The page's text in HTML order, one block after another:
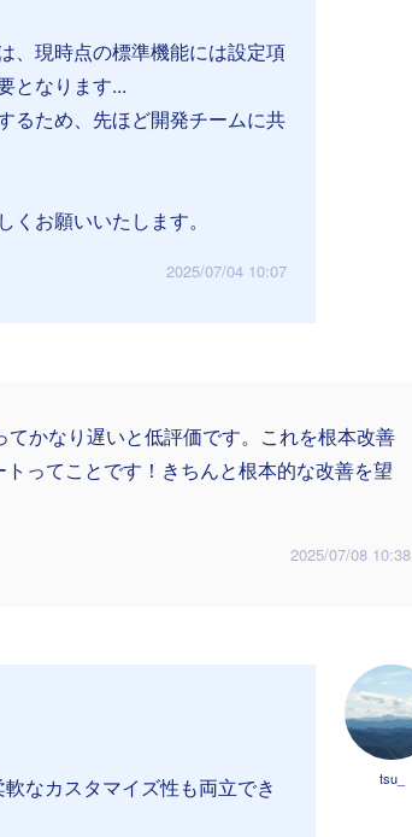
、現時点の標準機能には設定項
となります...
るため、先ほど開発チームに共
お願いいたします。
2025/07/04 10:07
かなり遅いと低評価です。これを根本改善
ってことです！きちんと根本的な改善を望
2025/07/08 10:38
tsu_
なカスタマイズ性も両立でき